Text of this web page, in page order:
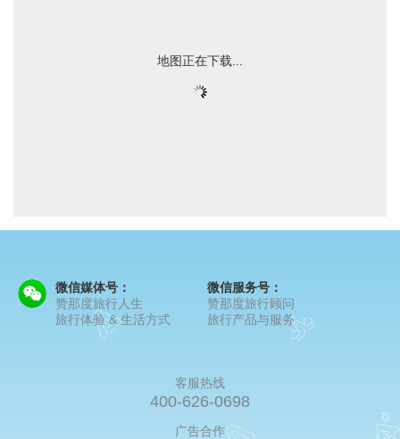
地图正在下载...
微信媒体号：
赞那度旅行人生
旅行体验 & 生活方式
微信服务号：
赞那度旅行顾问
旅行产品与服务
客服热线
400-626-0698
广告合作